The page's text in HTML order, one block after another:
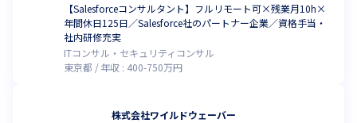
【Salesforceコンサルタント】フルリモート可×残業月10h×
年間休日125日／Salesforce社のパートナー企業／資格手当・
社内研修充実
ITコンサル・セキュリティコンサル
東京都
年収 : 400-750万円
株式会社ワイルドウェーバー